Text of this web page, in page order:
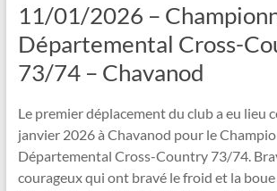
11/01/2026 –
Départemental Cross-
73/74 – Chavanod
Le premier déplacement du club a eu lieu
janvier 2026 à Chavanod pour le
Départemental Cross-Country 73/74.
courageux qui ont bravé le froid et la